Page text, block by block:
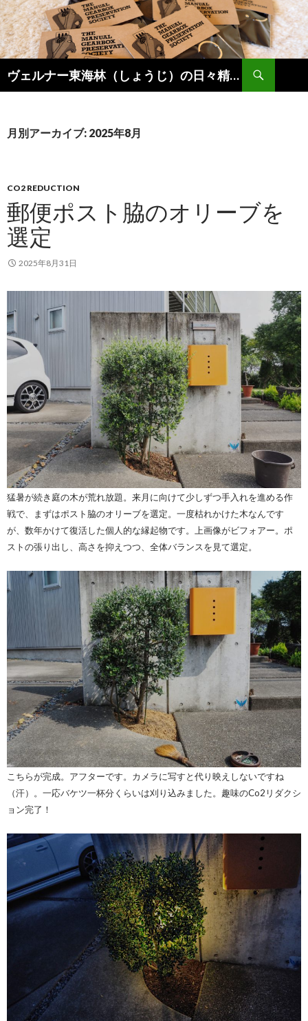
ヴェルナー東海林（しょうじ）の日々精進。
索
ン
キ
ッ
プ
月別アーカイブ: 2025年8月
CO2 REDUCTION
郵便ポスト脇のオリーブを
選定
2025年8月31日
猛暑が続き庭の木が荒れ放題。来月に向けて少しずつ手入れを進める作
戦で、まずはポスト脇のオリーブを選定。一度枯れかけた木なんです
が、数年かけて復活した個人的な縁起物です。上画像がビフォアー。ポ
ストの張り出し、高さを抑えつつ、全体バランスを見て選定。
こちらが完成。アフターです。カメラに写すと代り映えしないですね
（汗）。一応バケツ一杯分くらいは刈り込みました。趣味のCo2リダクシ
ョン完了！